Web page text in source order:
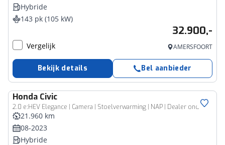
Hybride
143 pk (105 kW)
32.900,-
Vergelijk AMERSFOORT
Bekijk details Bel aanbieder
Honda Civic
2.0 e:HEV Elegance | Camera | Stoelverwarming | NAP | Dealer onderhouden
21.960 km
08-2023
Hybride